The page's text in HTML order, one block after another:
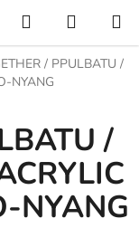
Hľadať
KOŠÍK
/ PPULBATU /
NYANG
/
NYANG